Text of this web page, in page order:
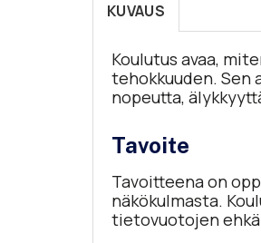
KUVAUS
Koulutus avaa,
tehokkuuden. Sen
nopeutta,
Tavoite
Tavoitteena on
näkökulmasta.
tietovuotojen